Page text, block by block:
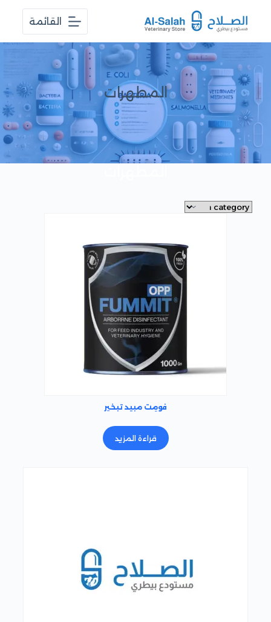
ج
إ
ل
ى
ا
ل
ح
القائمة
المطهرات
فومِت مبيد تبخير
قراءة المزيد